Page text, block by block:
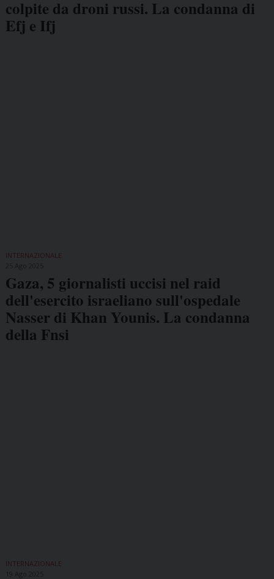
colpite da droni russi. La condanna di
Efj e Ifj
INTERNAZIONALE
Gaza, 5 giornalisti uccisi nel raid
dell'esercito israeliano sull'ospedale
Nasser di Khan Younis. La condanna
della Fnsi
INTERNAZIONALE